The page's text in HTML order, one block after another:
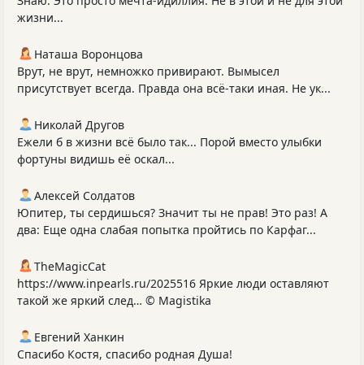
жизни...
Наташа Воронцова
Врут, не врут, немножко привирают. Вымысел
присутствует всегда. Правда она всё-таки иная. Не ук...
Николай Другов
Ежели б в жизни всё было так... Порой вместо улыбки
фортуны видишь её оскал...
Алексей Солдатов
Юпитер, ты сердишься? Значит ты не прав! Это раз! А
два: Еще одна слабая попытка пройтись по Карфаг...
TheMagicCat
https://www.inpearls.ru/2025516 Яркие люди оставляют
такой же яркий след… © Magistika
Евгений Ханкин
Спасибо Костя, спасибо родная Душа!